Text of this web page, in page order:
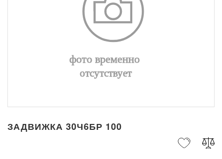
ЗАДВИЖКА 30Ч6БР 100